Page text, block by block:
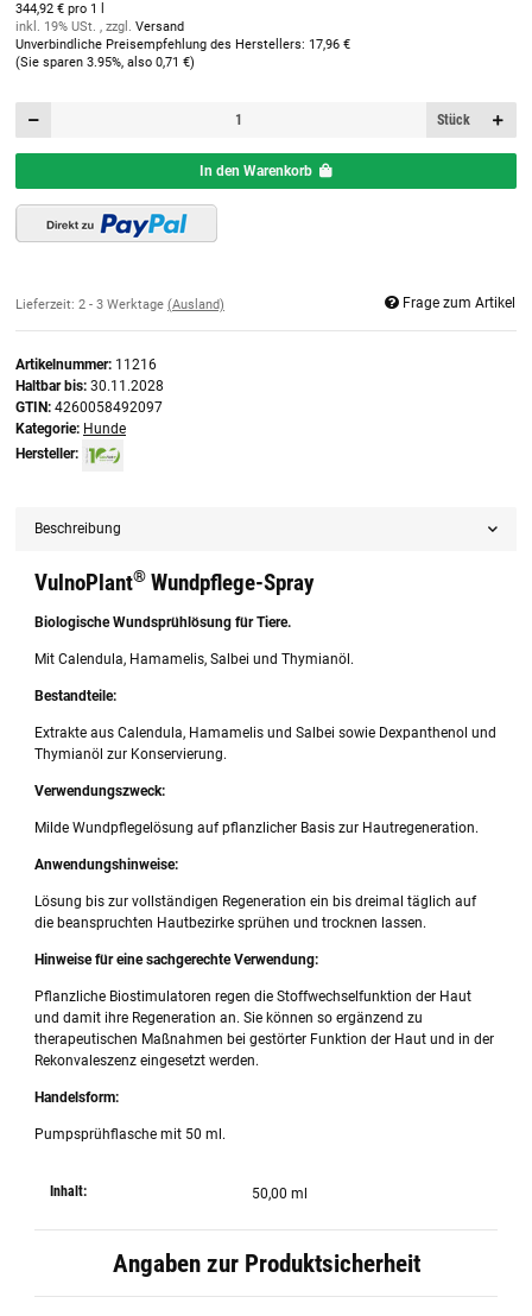
344,92 € pro 1 l
inkl. 19% USt. , zzgl. Versand
Unverbindliche Preisempfehlung des Herstellers: 17,96 €
(Sie sparen 3.95%, also 0,71 €)
Stück
In den Warenkorb
Lieferzeit: 2 - 3 Werktage (Ausland) Frage zum Artikel
Artikelnummer: 11216
Haltbar bis: 30.11.2028
GTIN: 4260058492097
Kategorie: Hunde
Hersteller:
Beschreibung
VulnoPlant® Wundpflege-Spray
Biologische Wundsprühlösung für Tiere.
Mit Calendula, Hamamelis, Salbei und Thymianöl.
Bestandteile:
Extrakte aus Calendula, Hamamelis und Salbei sowie Dexpanthenol und
Thymianöl zur Konservierung.
Verwendungszweck:
Milde Wundpflegelösung auf pflanzlicher Basis zur Hautregeneration.
Anwendungshinweise:
Lösung bis zur vollständigen Regeneration ein­ bis dreimal täglich auf
die beanspruch­ten Hautbezirke sprühen und trocknen lassen.
Hinweise für eine sachgerechte Verwendung:
Pflanzliche Biostimulatoren regen die Stoffwechselfunktion der Haut
und damit ihre Regeneration an. Sie können so ergänzend zu
therapeutischen Maßnahmen bei gestörter Funktion der Haut und in der
Rekonvaleszenz eingesetzt werden.
Handelsform:
Pumpsprühflasche mit 50 ml.
Inhalt: 50,00 ml
Angaben zur Produktsicherheit